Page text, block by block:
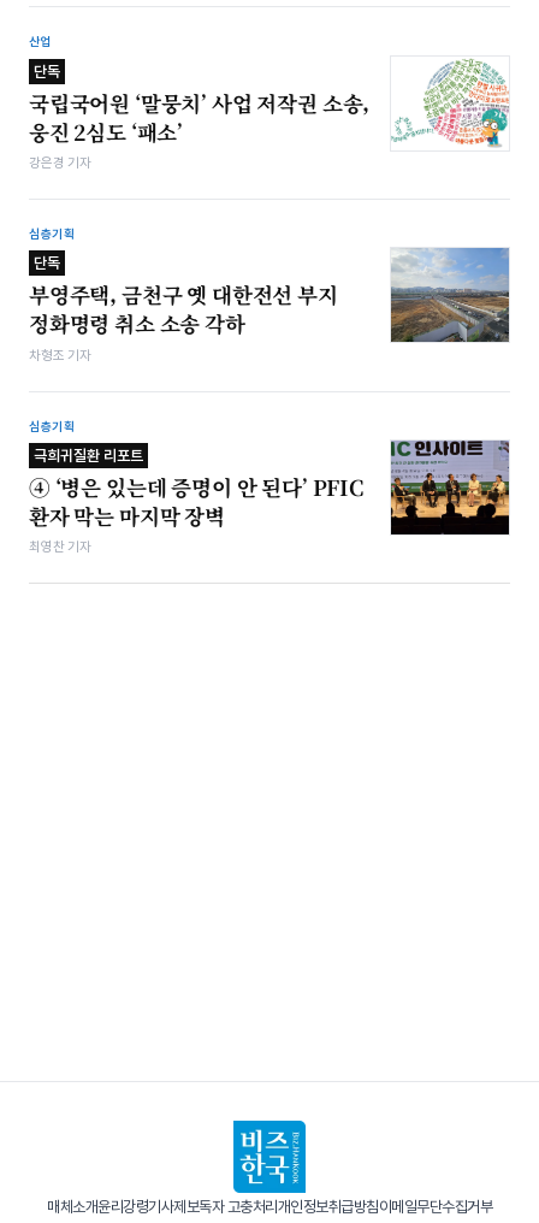
산업
단독
국립국어원 ‘말뭉치’ 사업 저작권 소송,
웅진 2심도 ‘패소’
강은경 기자
심층기획
단독
부영주택, 금천구 옛 대한전선 부지
정화명령 취소 소송 각하
차형조 기자
심층기획
극희귀질환 리포트
④ ‘병은 있는데 증명이 안 된다’ PFIC
환자 막는 마지막 장벽
최영찬 기자
매체소개윤리강령기사제보독자 고충처리 개인정보취급방침이메일무단수집거부